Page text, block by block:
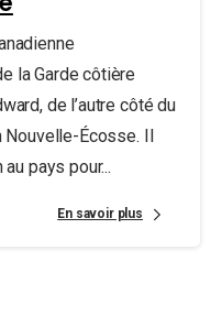
la Garde côtière
de l’autre côté du
Nouvelle-Écosse. Il
pays pour...
En savoir plus